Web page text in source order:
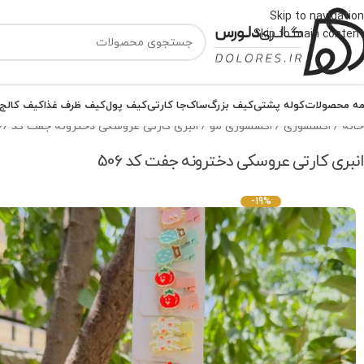
Skip to navigation
Skip to main content
محصولاتکوله پشتیکیف بزرگساکجا کارتیکیف پولکیف ظرف غذاکیف کالج
خانه اکسسوری اکسسوری مو انبری کارتی عروسکی دخترونه جفت کد 506
انبری کارتی عروسکی دخترونه جفت کد 506
-19%